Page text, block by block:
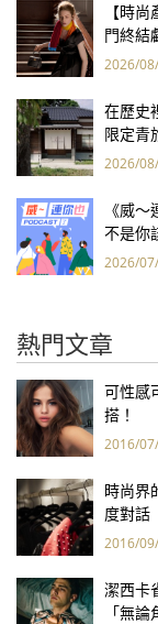
【時
門終結
報亮眼
2026/
在歷史
限定青
2026/
《威
不是你
2026/
熱門文章
可性感
搭！
2016/
時尚界
度對話
2016/
潔西卡
「無